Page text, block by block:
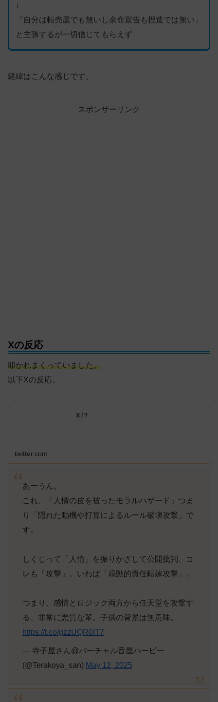
↓
「自分は転売屋でも無いし余命宣告も捏造では無い」
と主張するが一切信じてもらえず
経緯はこんな感じです。
スポンサーリンク
Xの反応
叩かれまくっていました。
以下Xの反応。
X / ?
twitter.com
あーうん。
これ、「人情の皮を被ったモラルハザード」つま
り「隠れた動機や打算によるルール破壊攻撃」で
す。
しくじって「人情」を振りかざして公開批判、コ
レも「攻撃」。いわば「扇動的責任転嫁攻撃」。
つまり、感情とロジック両方から任天堂を攻撃す
る、非常に悪質な輩。子供の背景は無意味。
https://t.co/gzzUQR0IT7
— 寺子屋さん@バーチャル音屋ハーピー
(@Terakoya_san) May 12, 2025